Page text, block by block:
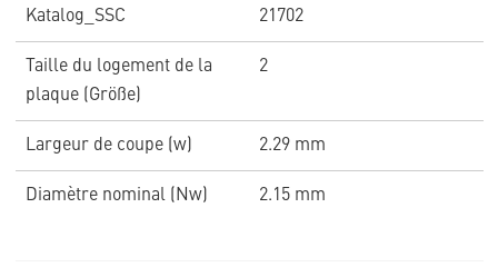
Katalog_SSC 21702
Taille du logement de la
plaque (Größe)
2
Largeur de coupe (w) 2.29 mm
Diamètre nominal (Nw) 2.15 mm